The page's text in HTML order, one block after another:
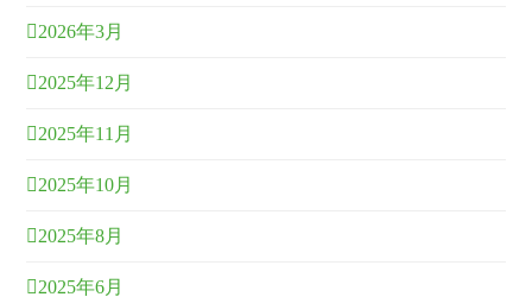
2026年3月
2025年12月
2025年11月
2025年10月
2025年8月
2025年6月